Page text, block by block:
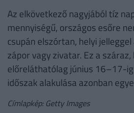
Az elkövetkező nagyjából tíz
mennyiségű, országos esőre
csupán elszórtan, helyi
zápor vagy zivatar. Ez a
előreláthatólag június 16–17-
időszak alakulása azonban
Címlapkép: Getty Images